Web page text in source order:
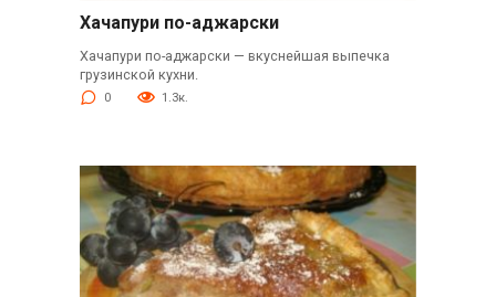
Хачапури по-аджарски
Хачапури по-аджарски — вкуснейшая выпечка
грузинской кухни.
0 1.3к.